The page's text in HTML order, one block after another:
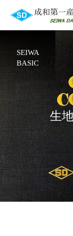
SEIWA
BASIC
生